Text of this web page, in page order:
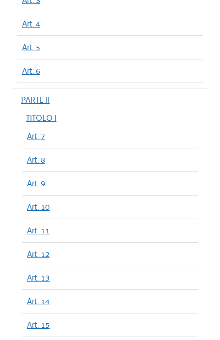
Art. 4
Art. 5
Art. 6
PARTE II
TITOLO I
Art. 7
Art. 8
Art. 9
Art. 10
Art. 11
Art. 12
Art. 13
Art. 14
Art. 15